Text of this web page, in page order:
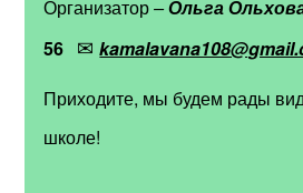
Организатор–Ольга
56 ✉
Приходите, мы будем рады
школе!